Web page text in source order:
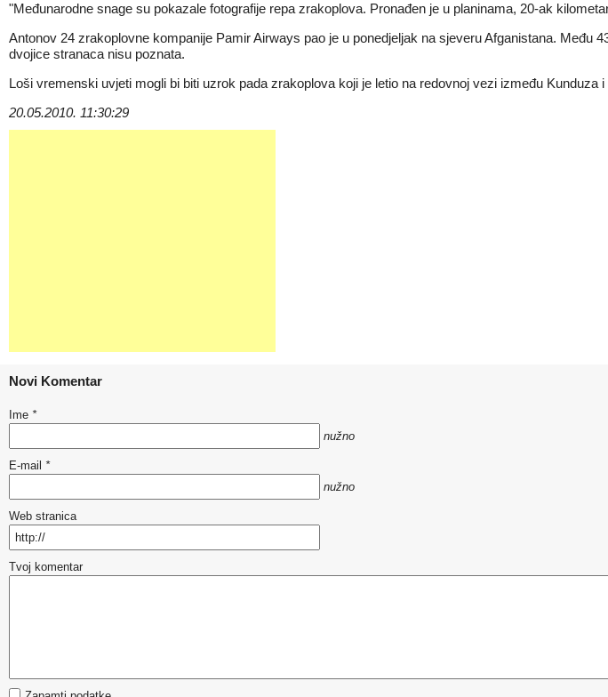
"Međunarodne snage su pokazale fotografije repa zrakoplova. Pronađen je u planinama, 20-ak
Antonov 24 zrakoplovne kompanije Pamir Airways pao je u ponedjeljak na sjeveru Afganistana.
dvojice stranaca nisu poznata.
Loši vremenski uvjeti mogli bi biti uzrok pada zrakoplova koji je letio na redovnoj vezi između Kunduza
20.05.2010. 11:30:29
Novi Komentar
Ime *
nužno
E-mail *
nužno
Web stranica
Tvoj komentar